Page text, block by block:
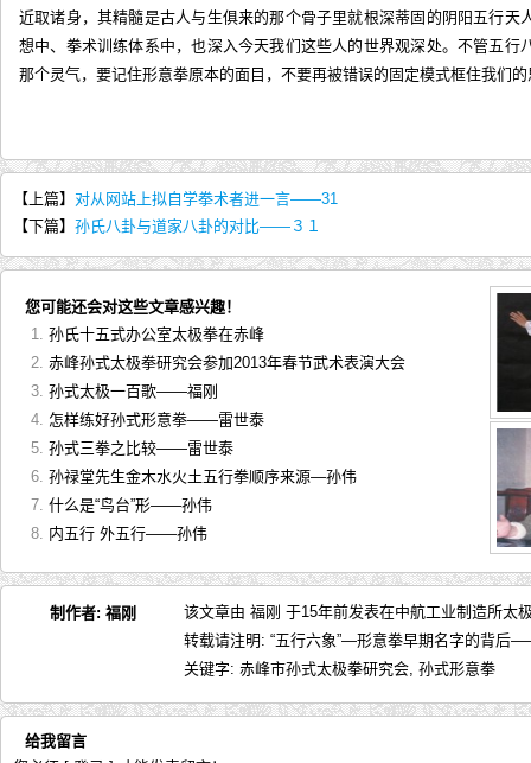
近取诸身，其精髓是古人与生俱来的那个骨子里就根深蒂固的阴阳五行天
想中、拳术训练体系中，也深入今天我们这些人的世界观深处。不管五行
那个灵气，要记住形意拳原本的面目，不要再被错误的固定模式框住我们
【上篇】 对从网站上拟自学拳术者进一言——31
【下篇】 孙氏八卦与道家八卦的对比——３１
您可能还会对这些文章感兴趣！
孙氏十五式办公室太极拳在赤峰
赤峰孙式太极拳研究会参加2013年春节武术表演大会
孙式太极一百歌——福刚
怎样练好孙式形意拳——雷世泰
孙式三拳之比较——雷世泰
孙禄堂先生金木水火土五行拳顺序来源—孙伟
什么是“鸟台”形——孙伟
内五行 外五行——孙伟
制作者: 福刚 该文章由 福刚 于15年前发表在中航工业制造所太
转载请注明: “五行六象”—形意拳早期名字的背后
关键字: 赤峰市孙式太极拳研究会, 孙式形意拳
给我留言